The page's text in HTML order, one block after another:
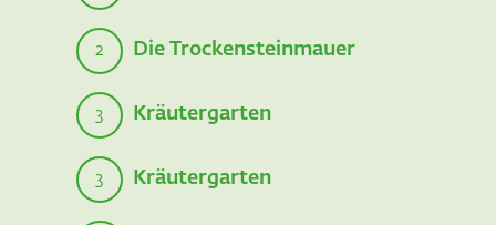
2 Die Trockensteinmauer
3 Kräutergarten
3 Kräutergarten